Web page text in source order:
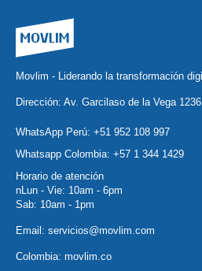
Movlim - Liderando la transformación
Dirección: Av. Garcilaso de la Vega
WhatsApp Perú: +51 952 108 997
Whatsapp Colombia: +57 1 344 1429
Horario de atención
nLun - Vie: 10am - 6pm
Sab: 10am - 1pm
Email: servicios@movlim.com
Colombia: movlim.co